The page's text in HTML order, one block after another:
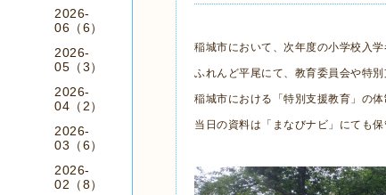
稲城市において、次年度の小学校入
ふれんど平尾にて、教育委員会や特
稲城市における「特別支援教育」の
当日の資料は「まなびナビ」にても
2026-
06（6）
2026-
05（3）
2026-
04（2）
2026-
03（6）
2026-
02（8）